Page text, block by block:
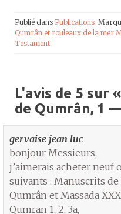
Publié dans Publications
Qumrân et rouleaux de la mer
Testament
L'avis de 5 sur «
de Qumrân, 1
gervaise jean luc
bonjour Messieurs,
j’aimerais acheter neuf
suivants : Manuscrits de
Qumrân et Massada
Qumran 1, 2, 3a,